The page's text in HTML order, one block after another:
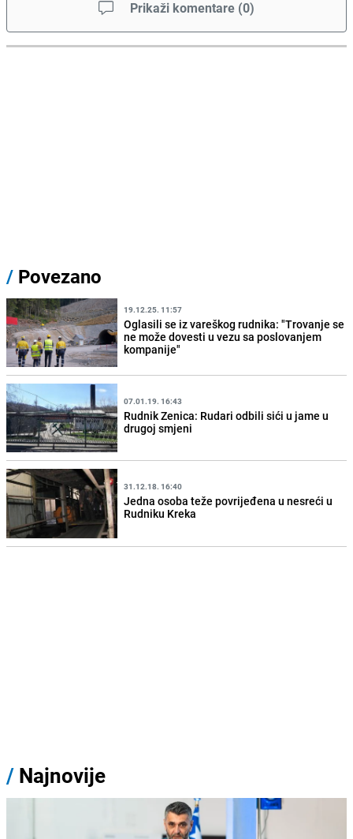
Prikaži komentare (0)
/ Povezano
19.12.25. 11:57
Oglasili se iz vareškog rudnika: "Trovanje se
ne može dovesti u vezu sa poslovanjem
kompanije"
07.01.19. 16:43
Rudnik Zenica: Rudari odbili sići u jame u
drugoj smjeni
31.12.18. 16:40
Jedna osoba teže povrijeđena u nesreći u
Rudniku Kreka
/ Najnovije